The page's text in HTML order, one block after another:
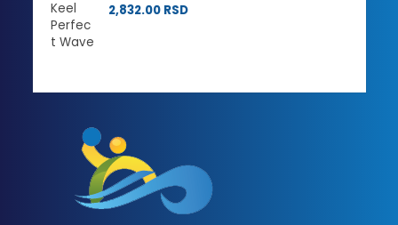
2,832.00 RSD